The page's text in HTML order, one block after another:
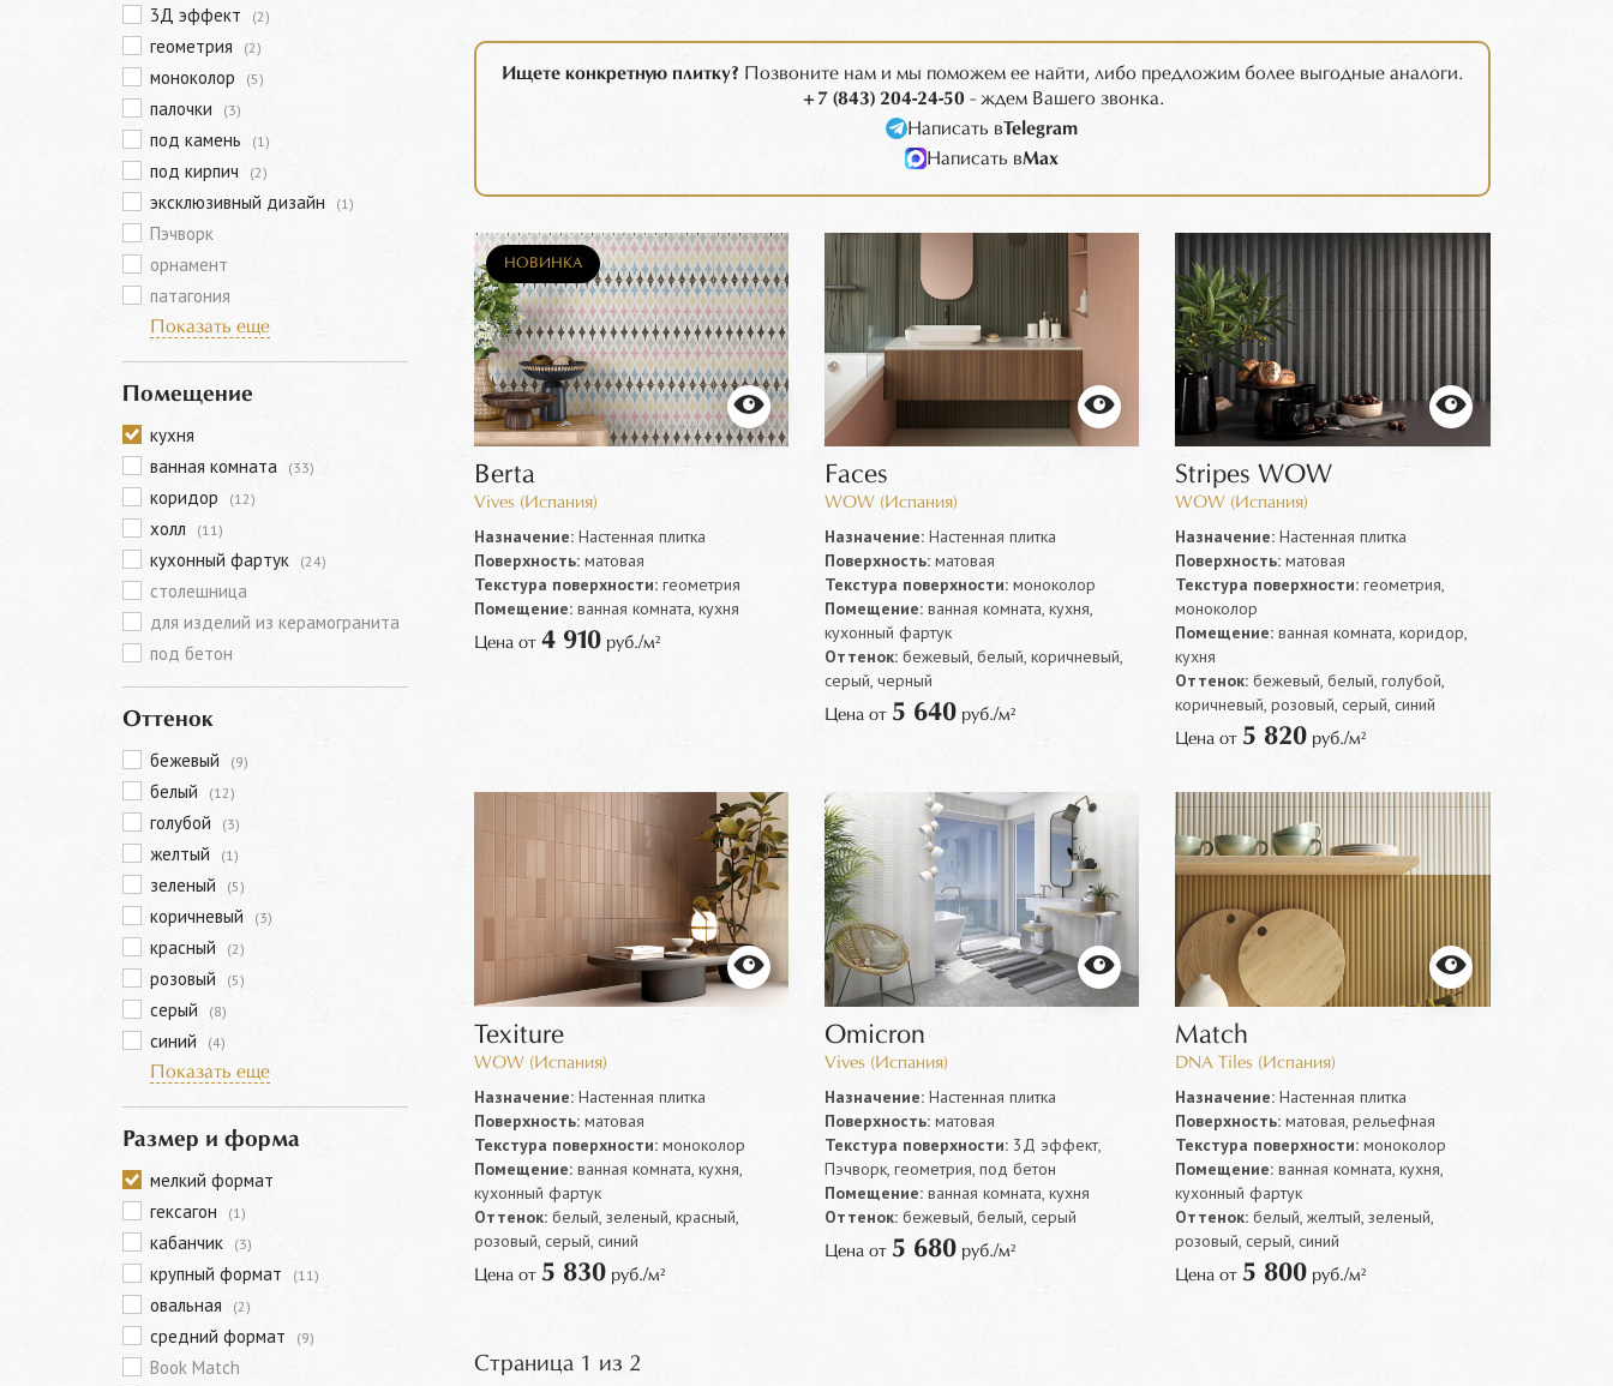
3Д эффект (2)
геометрия (2)
моноколор (5)
палочки (3)
под камень (1)
под кирпич (2)
эксклюзивный дизайн (1)
Пэчворк
орнамент
патагония
Показать еще
Помещение
кухня
ванная комната
(33)
коридор (12)
холл (11)
кухонный фартук (24)
столешница
для изделий из керамогранита
под бетон
Оттенок
бежевый (9)
белый (12)
голубой (3)
желтый (1)
зеленый (5)
коричневый (3)
красный (2)
розовый (5)
серый (8)
синий
(4)
Показать еще
Размер и форма
мелкий формат
гексагон
(1)
кабанчик (3)
крупный формат (11)
овальная (2)
средний формат (9)
Book Match
Ищете конкретную плитку? Позвоните нам и мы поможем ее найти, либо предложим более выгодные аналоги.
+7 (843) 204-24-50 - ждем Вашего звонка.
Написать вTelegram
Написать вMax
НОВИНКА
Berta
Vives (Испания)
Назначение:Настенная плитка
Поверхность:матовая
Текстура поверхности:геометрия
Помещение:ванная комната, кухня
Цена от 4 910руб./м²
Faces
WOW (Испания)
Назначение:Настенная плитка
Поверхность:матовая
Текстура поверхности:моноколор
Помещение:ванная комната, кухня,
кухонный фартук
Оттенок:бежевый, белый, коричневый,
серый, черный
Цена от 5 640руб./м²
Stripes WOW
WOW (Испания)
Назначение: Настенная плитка
Поверхность: матовая
Текстура поверхности: геометрия,
моноколор
Помещение: ванная комната, коридор,
кухня
Оттенок: бежевый, белый, голубой,
коричневый, розовый, серый, синий
Цена от 5 820 руб./м²
Texiture
WOW (Испания)
Назначение:Настенная плитка
Поверхность:матовая
Текстура поверхности:моноколор
Помещение:ванная комната, кухня,
кухонный фартук
Оттенок:белый, зеленый, красный,
розовый, серый, синий
Цена от 5 830руб./м²
Omicron
Vives (Испания)
Назначение:Настенная плитка
Поверхность:матовая
Текстура поверхности:3Д эффект,
Пэчворк, геометрия, под бетон
Помещение:ванная комната, кухня
Оттенок:бежевый, белый, серый
Цена от 5 680руб./м²
Match
DNA Tiles (Испания)
Назначение: Настенная плитка
Поверхность: матовая, рельефная
Текстура поверхности: моноколор
Помещение: ванная комната, кухня,
кухонный фартук
Оттенок: белый, желтый, зеленый,
розовый, серый, синий
Цена от 5 800 руб./м²
Страница 1 из 2